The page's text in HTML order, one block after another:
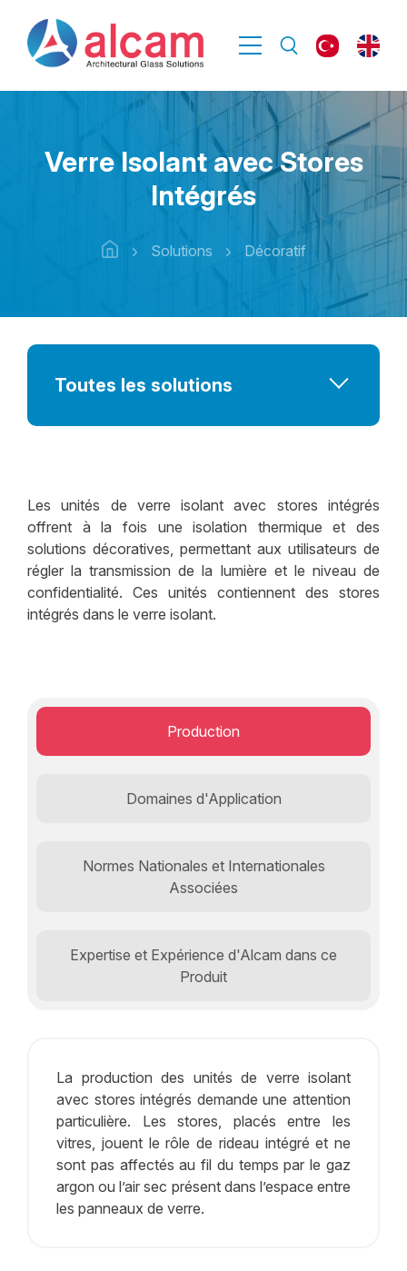
Verre Isolant avec Stores
Intégrés
Solutions Décoratif
Toutes les solutions
Décoratif
Performance
Les unités de verre isolant avec stores intégrés
offrent à la fois une isolation thermique et des
solutions décoratives, permettant aux utilisateurs de
régler la transmission de la lumière et le niveau de
confidentialité. Ces unités contiennent des stores
intégrés dans le verre isolant.
Production
Domaines d'Application
Normes Nationales et Internationales
Associées
Expertise et Expérience d'Alcam dans ce
Produit
La production des unités de verre isolant
avec stores intégrés demande une attention
particulière. Les stores, placés entre les
vitres, jouent le rôle de rideau intégré et ne
sont pas affectés au fil du temps par le gaz
argon ou l’air sec présent dans l’espace entre
les panneaux de verre.